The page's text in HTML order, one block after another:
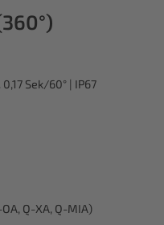
Sek/60° | IP67
Q-XA, Q-MIA)